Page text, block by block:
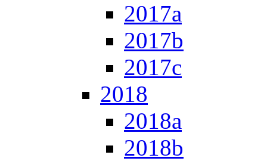
2017a
2017b
2017c
2018
2018a
2018b